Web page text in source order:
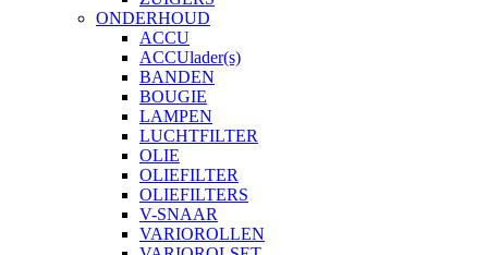
ONDERHOUD
ACCU
ACCUlader(s)
BANDEN
BOUGIE
LAMPEN
LUCHTFILTER
OLIE
OLIEFILTER
OLIEFILTERS
V-SNAAR
VARIOROLLEN